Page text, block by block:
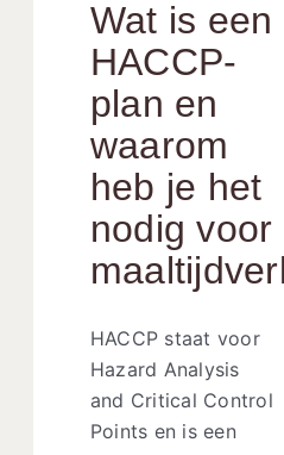
Wat is een
HACCP-
plan en
waarom
heb je het
nodig voor
HACCP staat voor
Hazard Analysis
and Critical Control
Points en is een